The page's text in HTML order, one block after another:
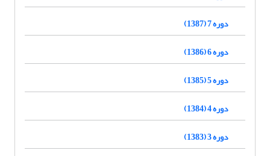
دوره 7 (1387)
دوره 6 (1386)
دوره 5 (1385)
دوره 4 (1384)
دوره 3 (1383)